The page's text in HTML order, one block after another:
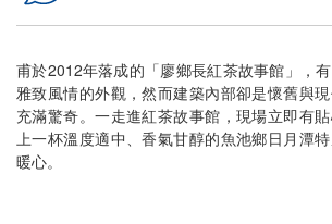
甫於2012年落成的「廖鄉長紅茶故事館」，
雅致風情的外觀，然而建築內部卻是懷舊與
充滿驚奇。一走進紅茶故事館，現場立即有
上一杯溫度適中、香氣甘醇的魚池鄉日月潭
暖心。